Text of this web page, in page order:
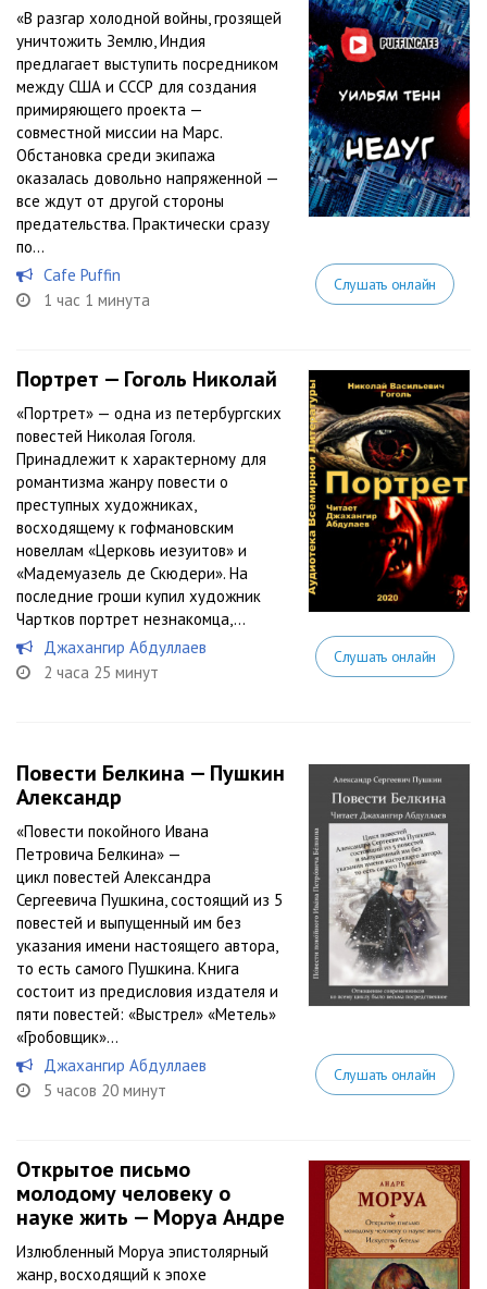
«В разгар холодной войны, грозящей
уничтожить Землю, Индия
предлагает выступить посредником
между США и СССР для создания
примиряющего проекта —
совместной миссии на Марс.
Обстановка среди экипажа
оказалась довольно напряженной —
все ждут от другой стороны
предательства. Практически сразу
по...
Cafe Puffin
1 час 1 минута
Слушать онлайн
Портрет — Гоголь Николай
«Портрет» — одна из петербургских
повестей Николая Гоголя.
Принадлежит к характерному для
романтизма жанру повести о
преступных художниках,
восходящему к гофмановским
новеллам «Церковь иезуитов» и
«Мадемуазель де Скюдери». На
последние гроши купил художник
Чартков портрет незнакомца,...
Джахангир Абдуллаев
2 часа 25 минут
Слушать онлайн
Повести Белкина — Пушкин
Александр
«Повести покойного Ивана
Петровича Белкина» —
цикл повестей Александра
Сергеевича Пушкина, состоящий из 5
повестей и выпущенный им без
указания имени настоящего автора,
то есть самого Пушкина. Книга
состоит из предисловия издателя и
пяти повестей: «Выстрел» «Метель»
«Гробовщик»...
Джахангир Абдуллаев
5 часов 20 минут
Слушать онлайн
Открытое письмо
молодому человеку о
науке жить — Моруа Андре
Излюбленный Моруа эпистолярный
жанр, восходящий к эпохе